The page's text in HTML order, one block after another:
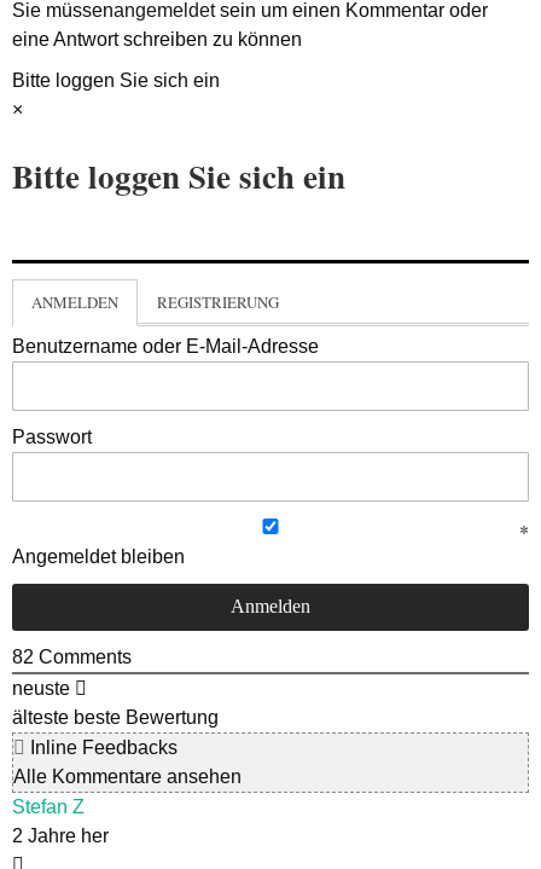
Sie müssenangemeldetsein um einen Kommentar oder
eine Antwort schreiben zu können
Bitte loggen Sie sich ein
×
Bitte loggen Sie sich ein
ANMELDEN REGISTRIERUNG
Benutzername oder E-Mail-Adresse
Passwort
Angemeldet bleiben
82 Comments
neuste
älteste beste Bewertung
Inline Feedbacks
Alle Kommentare ansehen
Stefan Z
2 Jahre her